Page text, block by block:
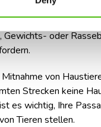
bieten verschiedene
sich im Detail
oder
von
Strecken keine
es wichtig, Ihre
Tieren stellen.